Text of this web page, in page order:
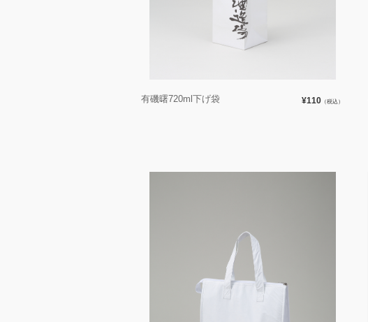
有磯曙720ml下げ袋 ¥110 （税込）